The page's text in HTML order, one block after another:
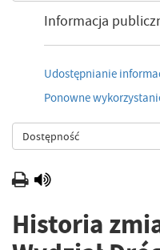
Informacja
Udostępnianie
Ponowne
Dostępność
Historia